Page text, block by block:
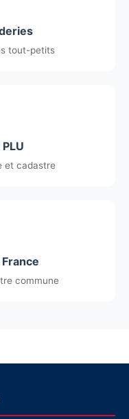
tout-petits
et cadastre
commune